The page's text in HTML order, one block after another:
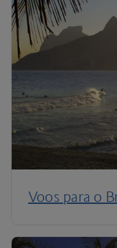
Voos para o